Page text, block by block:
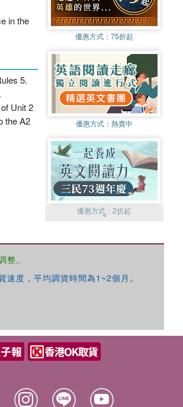
in the
5.
Unit 2
the A2
優惠方式： 75折起
優惠方式： 熱賣中
優惠方式：2折起
。
度，平均調貨時間為1~2個月。